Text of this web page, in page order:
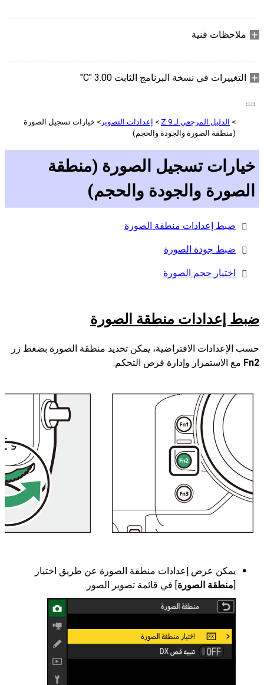
ملاحظات فنية
التغييرات في نسخة البرنامج الثابت ‎"C" 3.00
الدليل المرجعي لـ Z 9 إعدادات التصوير
خيارات تسجيل الصورة
(منطقة الصورة والجودة والحجم)
خيارات تسجيل الصورة (منطقة
الصورة والجودة والحجم)
ضبط إعدادات منطقة الصورة
ضبط جودة الصورة
اختيار حجم الصورة
ضبط إعدادات منطقة الصورة
حسب الإعدادات الافتراضية، يمكن تحديد منطقة الصورة بضغط زر
Fn2 مع الاستمرار وإدارة قرص التحكم.
يمكن عرض إعدادات منطقة الصورة عن طريق اختيار
[منطقة الصورة] في قائمة تصوير الصور.